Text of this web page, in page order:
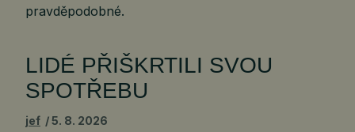
pravděpodobné.
LIDÉ PŘIŠKRTILI SVOU
SPOTŘEBU
jef 5. 8. 2026